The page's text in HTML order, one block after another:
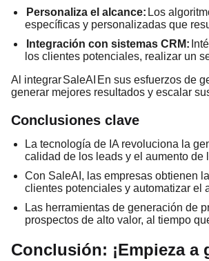
Personaliza el alcance: Los
específicas y personalizadas que
Integración con sistemas CRM:
los clientes potenciales, realizar un
Al integrarSaleAI En sus esfuerzos de
generar mejores resultados y escalar
Conclusiones clave
La tecnología de IA revoluciona la
calidad de los leads y el aumento de
Con SaleAI, las empresas obtienen
clientes potenciales y automatizar el
Las herramientas de generación de
prospectos de alto valor, al tiempo
Conclusión: ¡Empieza a